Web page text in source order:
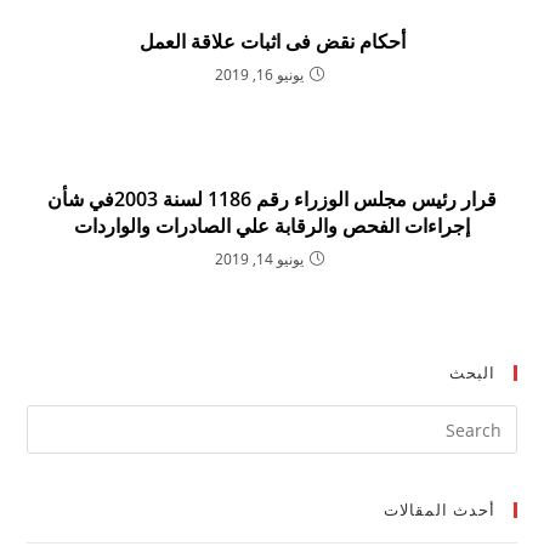
أحكام نقض فى اثبات علاقة العمل
يونيو 16, 2019
قرار رئيس مجلس الوزراء رقم 1186 لسنة 2003في شأن
إجراءات الفحص والرقابة علي الصادرات والواردات
يونيو 14, 2019
البحث
أحدث المقالات